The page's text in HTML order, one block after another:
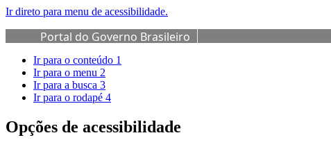
Ir direto para menu de acessibilidade.
Portal do Governo Brasileiro
Ir para o conteúdo 1
Ir para o menu 2
Ir para a busca 3
Ir para o rodapé 4
Opções de acessibilidade